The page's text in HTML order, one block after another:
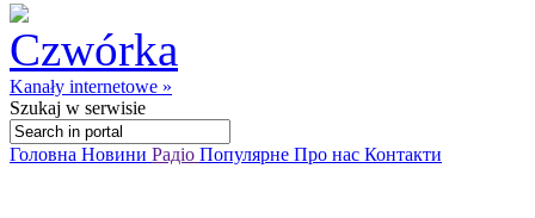
Kanały internetowe »
Szukaj w serwisie
Головна Новини Радіо Популярне Про нас Контакти